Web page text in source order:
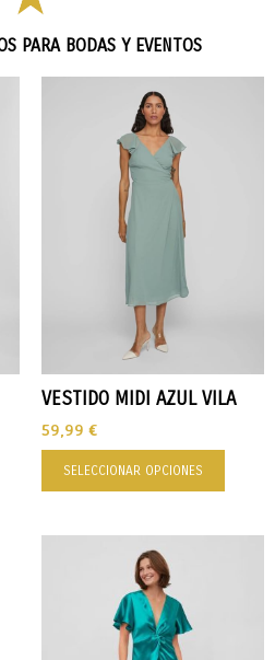
PARA BODAS Y EVENTOS
VESTIDO MIDI AZUL VILA
59,99 €
SELECCIONAR OPCIONES